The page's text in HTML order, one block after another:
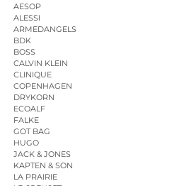
AESOP
ALESSI
ARMEDANGELS
BDK
BOSS
CALVIN KLEIN
CLINIQUE
COPENHAGEN
DRYKORN
ECOALF
FALKE
GOT BAG
HUGO
JACK & JONES
KAPTEN & SON
LA PRAIRIE